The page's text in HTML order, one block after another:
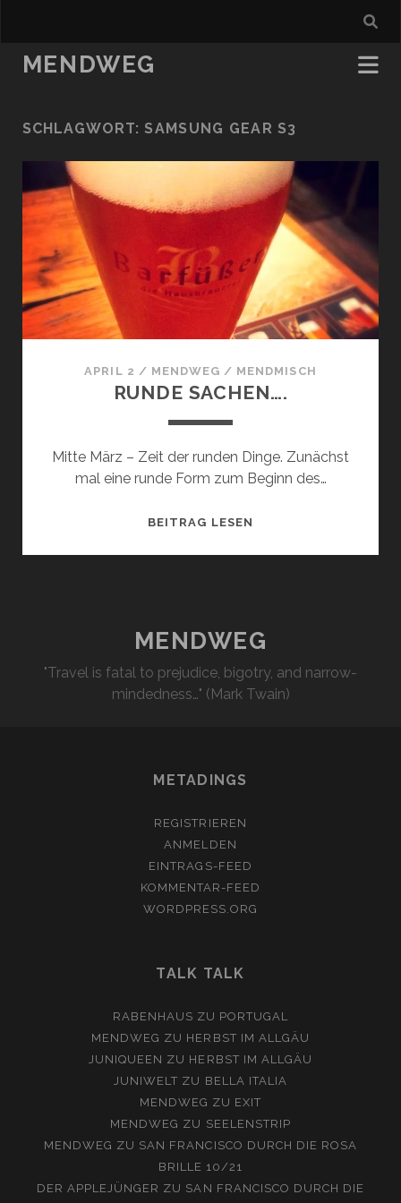
MENDWEG
SCHLAGWORT:SAMSUNG GEAR S3
APRIL 2 / MENDWEG / MENDMISCH
RUNDE SACHEN….
Mitte März – Zeit der runden Dinge. Zunächst
mal eine runde Form zum Beginn des…
BEITRAG LESEN
MENDWEG
"Travel is fatal to prejudice, bigotry, and narrow-
mindedness…" (Mark Twain)
METADINGS
REGISTRIEREN
ANMELDEN
EINTRAGS-FEED
KOMMENTAR-FEED
WORDPRESS.ORG
TALK TALK
RABENHAUS ZU PORTUGAL
MENDWEG ZU HERBST IM ALLGÄU
JUNIQUEEN ZU HERBST IM ALLGÄU
JUNIWELT ZU BELLA ITALIA
MENDWEG ZU EXIT
MENDWEG ZU SEELENSTRIP
MENDWEG ZU SAN FRANCISCO DURCH DIE ROSA
BRILLE 10/21
DER APPLEJÜNGER ZU SAN FRANCISCO DURCH DIE